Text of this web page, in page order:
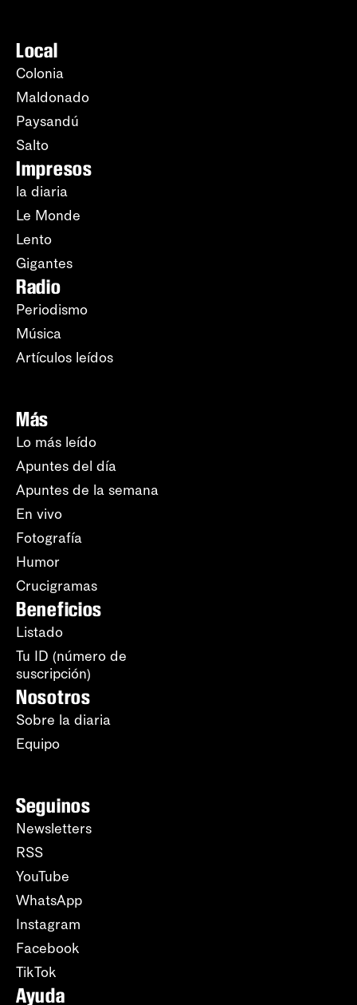
Local
Colonia
Maldonado
Paysandú
Salto
Impresos
la diaria
Le Monde
Lento
Gigantes
Radio
Periodismo
Música
Artículos leídos
Más
Lo más leído
Apuntes del día
Apuntes de la semana
En vivo
Fotografía
Humor
Crucigramas
Beneficios
Listado
Tu ID (número de
suscripción)
Nosotros
Sobre la diaria
Equipo
Seguinos
Newsletters
RSS
YouTube
WhatsApp
Instagram
Facebook
TikTok
Ayuda